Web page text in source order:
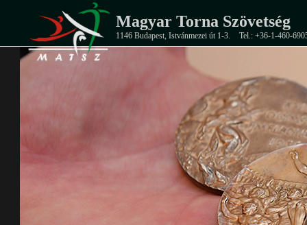
Magyar Torna Szövetség
1146 Budapest, Istvánmezei út 1-3. Tel.: +36-1-460-